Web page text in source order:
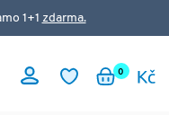
1+1 zdarma.
0